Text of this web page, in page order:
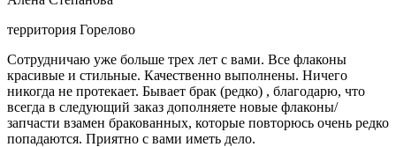
территория Горелово
Сотрудничаю уже больше трех лет с вами. Все флаконы
красивые и стильные. Качественно выполнены. Ничего
никогда не протекает. Бывает брак (редко) , благодарю, что
всегда в следующий заказ дополняете новые флаконы/
запчасти взамен бракованных, которые повторюсь очень редко
попадаются. Приятно с вами иметь дело.